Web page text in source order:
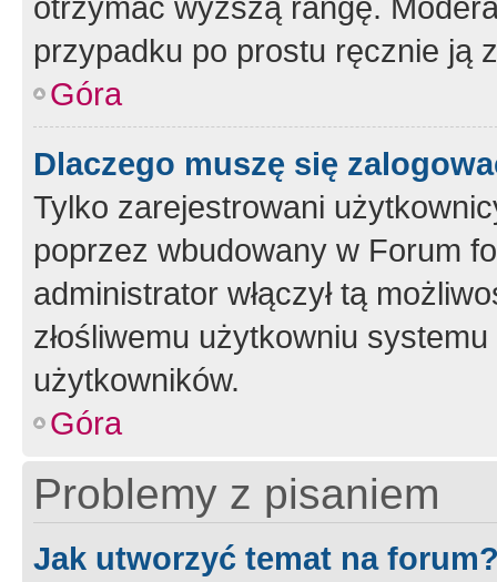
przypadku po prostu ręcznie ją
Góra
Dlaczego muszę się
Tylko zarejestrowani
poprzez wbudowany w Forum
administrator włączył tą
złośliwemu użytkowniu
użytkowników.
Góra
Problemy z pisaniem
Jak utworzyć temat na